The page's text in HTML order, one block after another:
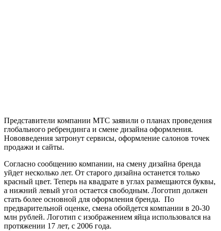
Представители компании МТС заявили о планах проведения
глобального ребрендинга и смене дизайна оформления.
Нововведения затронут сервисы, оформление салонов точек
продажи и сайты.
Согласно сообщению компании, на смену дизайна бренда
уйдет несколько лет. От старого дизайна останется только
красный цвет. Теперь на квадрате в углах размещаются буквы,
а нижний левый угол остается свободным. Логотип должен
стать более основной для оформления бренда. По
предварительной оценке, смена обойдется компании в 20-30
млн рублей. Логотип с изображением яйца использовался на
протяжении 17 лет, с 2006 года.